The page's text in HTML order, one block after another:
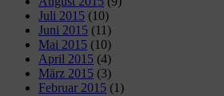
Juli 2015 (10)
Juni 2015 (11)
Mai 2015 (10)
April 2015 (4)
März 2015 (3)
Februar 2015 (1)